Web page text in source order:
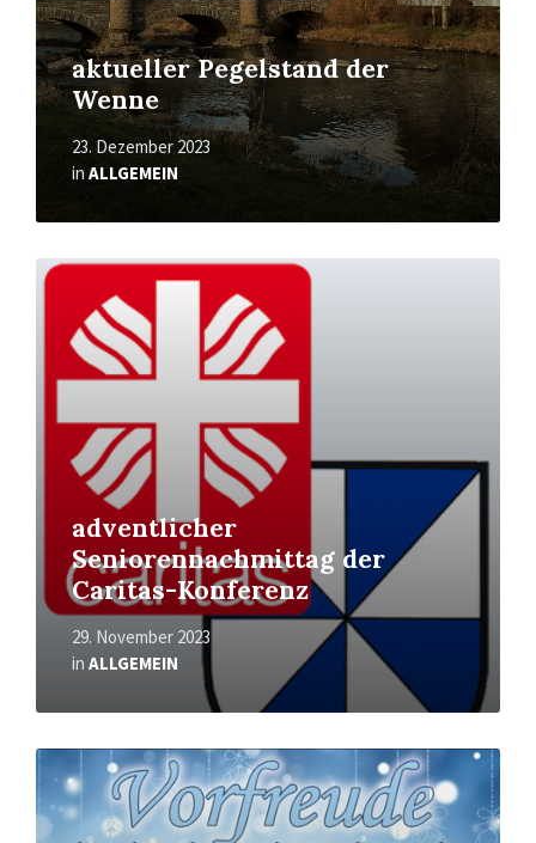
aktueller Pegelstand der
Wenne
23. Dezember 2023
in ALLGEMEIN
adventlicher
Seniorennachmittag der
Caritas-Konferenz
29. November 2023
in ALLGEMEIN
Mehr
erfahren
Mehr
erfahren